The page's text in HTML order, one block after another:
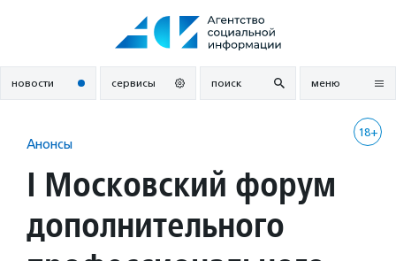
новости сервисы поиск меню
18+
Анонсы
I Московский форум
дополнительного